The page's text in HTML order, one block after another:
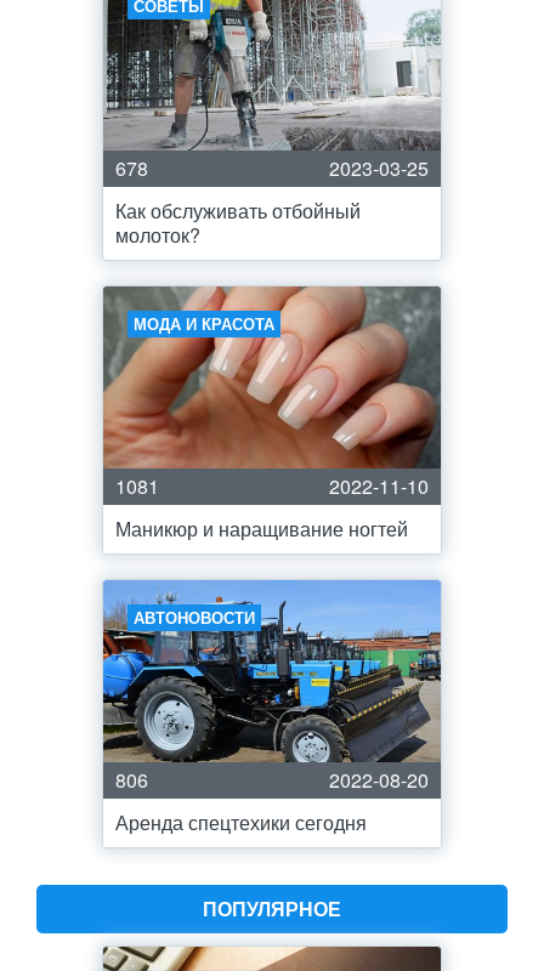
СОВЕТЫ
678
2023-03-25
Как обслуживать отбойный
молоток?
МОДА И КРАСОТА
1081
2022-11-10
Маникюр и наращивание ногтей
АВТОНОВОСТИ
806
2022-08-20
Аренда спецтехики сегодня
ПОПУЛЯРНОЕ